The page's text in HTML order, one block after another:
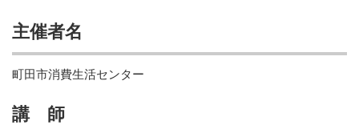
主催者名
町田市消費生活センター
講 師